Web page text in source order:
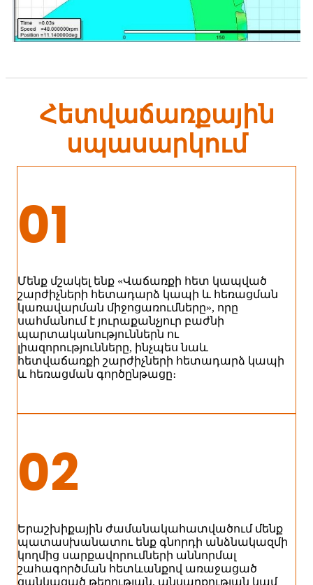
Հետվաճառքային
սպասարկում
01
Մենք մշակել ենք «Վաճառքի հետ կապված
շարժիչների հետադարձ կապի և հեռացման
կառավարման միջոցառումները», որը
սահմանում է յուրաքանչյուր բաժնի
պարտականություններն ու
լիազորությունները, ինչպես նաև
հետվաճառքի շարժիչների հետադարձ կապի
և հեռացման գործընթացը։
02
Երաշխիքային ժամանակահատվածում մենք
պատասխանատու ենք գնորդի անձնակազմի
կողմից սարքավորումների աննորմալ
շահագործման հետևանքով առաջացած
ցանկացած թերության, անսարքության կամ